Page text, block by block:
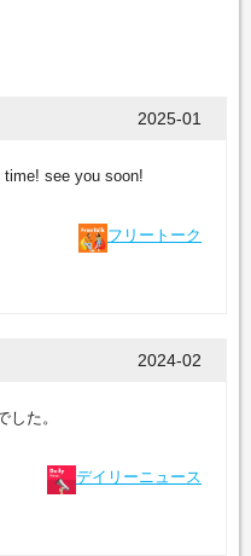
2025-01
see you soon!
フリートーク
2024-02
した。
デイリーニュース